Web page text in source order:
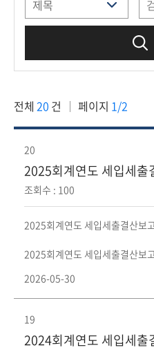
전체 20 건 페이지 1/2
20
2025회계연도 세입세출
조회수 : 100
2025회계연도 세입세출결산보
2025회계연도 세입세출결산보
2026-05-30
19
2024회계연도 세입세출